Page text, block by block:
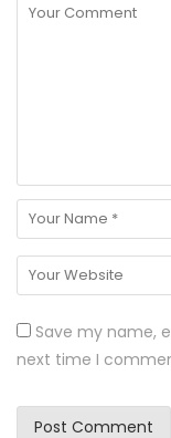
Save my name,
next time I